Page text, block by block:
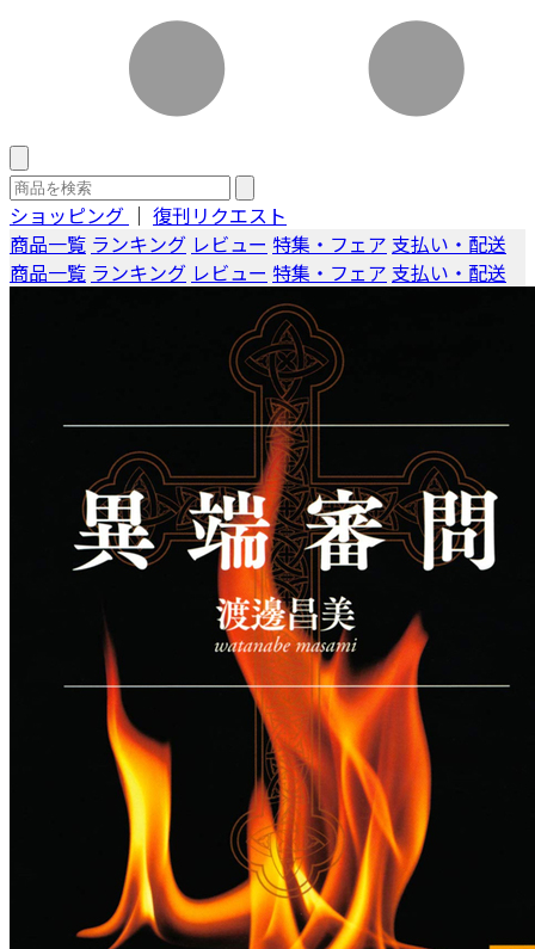
ショッピング ｜ 復刊リクエスト
商品一覧 ランキング レビュー 特集・フェア 支払い・配送
商品一覧 ランキング レビュー 特集・フェア 支払い・配送